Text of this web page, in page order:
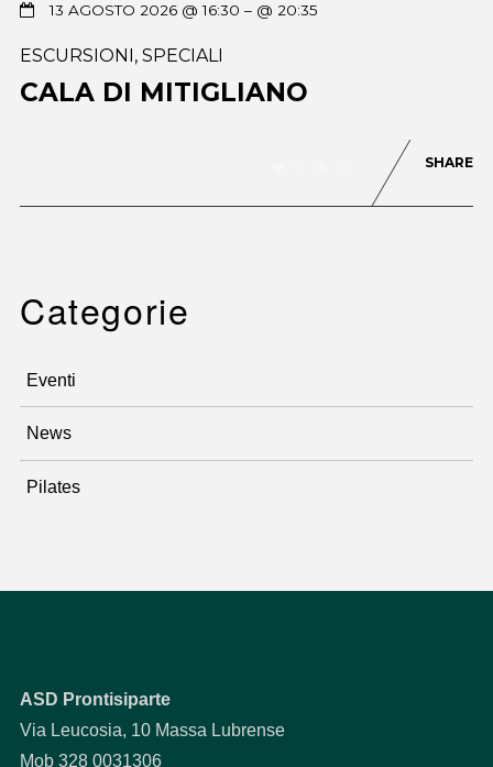
13 AGOSTO 2026 @ 16:30 – @ 20:35
ESCURSIONI , SPECIALI
CALA DI MITIGLIANO
SHARE
Categorie
Eventi
News
Pilates
ASD Prontisiparte
Via Leucosia, 10 Massa Lubrense
Mob 328 0031306